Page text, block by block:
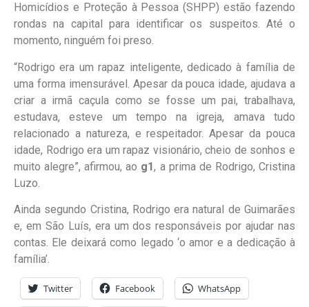
Homicídios e Proteção à Pessoa (SHPP) estão fazendo
rondas na capital para identificar os suspeitos. Até o
momento, ninguém foi preso.
“Rodrigo era um rapaz inteligente, dedicado à família de
uma forma imensurável. Apesar da pouca idade, ajudava a
criar a irmã caçula como se fosse um pai, trabalhava,
estudava, esteve um tempo na igreja, amava tudo
relacionado a natureza, e respeitador. Apesar da pouca
idade, Rodrigo era um rapaz visionário, cheio de sonhos e
muito alegre”, afirmou, ao g1, a prima de Rodrigo, Cristina
Luzo.
Ainda segundo Cristina, Rodrigo era natural de Guimarães
e, em São Luís, era um dos responsáveis por ajudar nas
contas. Ele deixará como legado ‘o amor e a dedicação à
família’.
Twitter Facebook WhatsApp